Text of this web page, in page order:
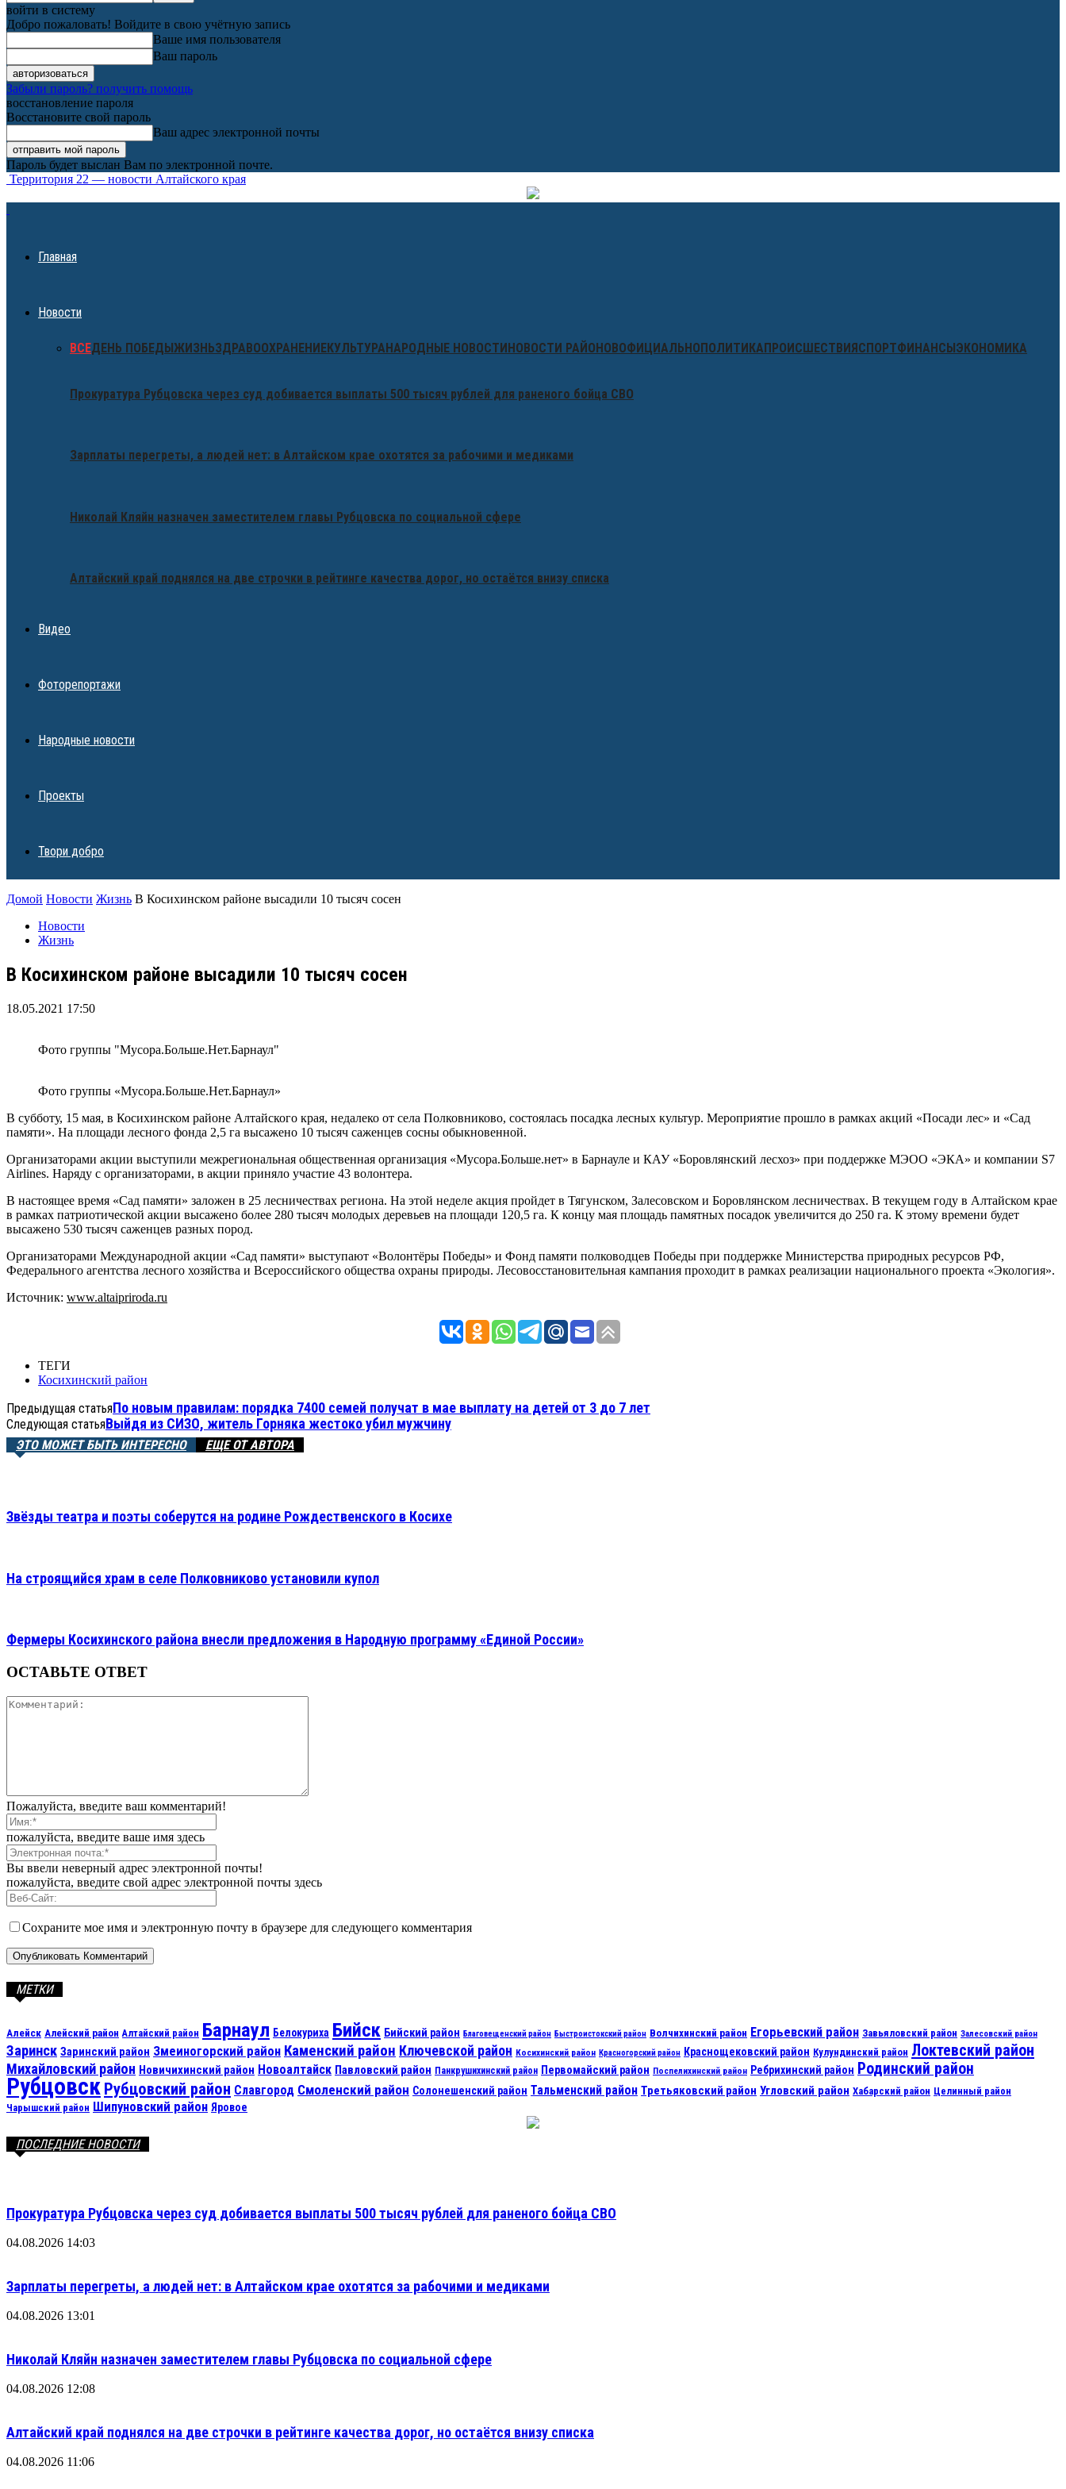
войти в систему
Добро пожаловать! Войдите в свою учётную запись
Ваше имя пользователя
Ваш пароль
Забыли пароль? получить помощь
восстановление пароля
Восстановите свой пароль
Ваш адрес электронной почты
Пароль будет выслан Вам по электронной почте.
Территория 22 — новости Алтайского края
Главная
Новости
ВСЕДЕНЬ ПОБЕДЫЖИЗНЬЗДРАВООХРАНЕНИЕКУЛЬТУРАНАРОДНЫЕ НОВОСТИНОВОСТИ РАЙОНОВОФИЦИАЛЬНОПОЛИТИКАПРОИСШЕСТВИЯСПОРТФИНАНСЫЭКОНОМИКА
Прокуратура Рубцовска через суд добивается выплаты 500 тысяч рублей для раненого бойца СВО
Зарплаты перегреты, а людей нет: в Алтайском крае охотятся за рабочими и медиками
Николай Кляйн назначен заместителем главы Рубцовска по социальной сфере
Алтайский край поднялся на две строчки в рейтинге качества дорог, но остаётся внизу списка
Видео
Фоторепортажи
Народные новости
Проекты
Твори добро
Домой Новости Жизнь В Косихинском районе высадили 10 тысяч сосен
Новости
Жизнь
В Косихинском районе высадили 10 тысяч сосен
18.05.2021 17:50
Фото группы "Мусора.Больше.Нет.Барнаул"
Фото группы «Мусора.Больше.Нет.Барнаул»
В субботу, 15 мая, в Косихинском районе Алтайского края, недалеко от села Полковниково, состоялась посадка лесных культур. Мероприятие прошло в рамках акций «Посади лес» и «Сад
памяти». На площади лесного фонда 2,5 га высажено 10 тысяч саженцев сосны обыкновенной.
Организаторами акции выступили межрегиональная общественная организация «Мусора.Больше.нет» в Барнауле и КАУ «Боровлянский лесхоз» при поддержке МЭОО «ЭКА» и компании S7
Airlines. Наряду с организаторами, в акции приняло участие 43 волонтера.
В настоящее время «Сад памяти» заложен в 25 лесничествах региона. На этой неделе акция пройдет в Тягунском, Залесовском и Боровлянском лесничествах. В текущем году в Алтайском крае
в рамках патриотической акции высажено более 280 тысяч молодых деревьев на площади 120,5 га. К концу мая площадь памятных посадок увеличится до 250 га. К этому времени будет
высажено 530 тысяч саженцев разных пород.
Организаторами Международной акции «Сад памяти» выступают «Волонтёры Победы» и Фонд памяти полководцев Победы при поддержке Министерства природных ресурсов РФ,
Федерального агентства лесного хозяйства и Всероссийского общества охраны природы. Лесовосстановительная кампания проходит в рамках реализации национального проекта «Экология».
Источник: www.altaipriroda.ru
ТЕГИ
Косихинский район
Предыдущая статьяПо новым правилам: порядка 7400 семей получат в мае выплату на детей от 3 до 7 лет
Следующая статьяВыйдя из СИЗО, житель Горняка жестоко убил мужчину
ЭТО МОЖЕТ БЫТЬ ИНТЕРЕСНО ЕЩЕ ОТ АВТОРА
Звёзды театра и поэты соберутся на родине Рождественского в Косихе
На строящийся храм в селе Полковниково установили купол
Фермеры Косихинского района внесли предложения в Народную программу «Единой России»
ОСТАВЬТЕ ОТВЕТ
Пожалуйста, введите ваш комментарий!
пожалуйста, введите ваше имя здесь
Вы ввели неверный адрес электронной почты!
пожалуйста, введите свой адрес электронной почты здесь
Сохраните мое имя и электронную почту в браузере для следующего комментария
МЕТКИ
Алейск Алейский район Алтайский район Барнаул Белокуриха Бийск Бийский район Благовещенский район Быстроистокский район Волчихинский район Егорьевский район Завьяловский район Залесовский район
Заринск Заринский район Змеиногорский район Каменский район Ключевской район Косихинский район Красногорский район Краснощековский район Кулундинский район Локтевский район
Михайловский район Новичихинский район Новоалтайск Павловский район Панкрушихинский район Первомайский район Поспелихинский район Ребрихинский район Родинский район
Рубцовск Рубцовский район Славгород Смоленский район Солонешенский район Тальменский район Третьяковский район Угловский район Хабарский район Целинный район
Чарышский район Шипуновский район Яровое
ПОСЛЕДНИЕ НОВОСТИ
Прокуратура Рубцовска через суд добивается выплаты 500 тысяч рублей для раненого бойца СВО
04.08.2026 14:03
Зарплаты перегреты, а людей нет: в Алтайском крае охотятся за рабочими и медиками
04.08.2026 13:01
Николай Кляйн назначен заместителем главы Рубцовска по социальной сфере
04.08.2026 12:08
Алтайский край поднялся на две строчки в рейтинге качества дорог, но остаётся внизу списка
04.08.2026 11:06